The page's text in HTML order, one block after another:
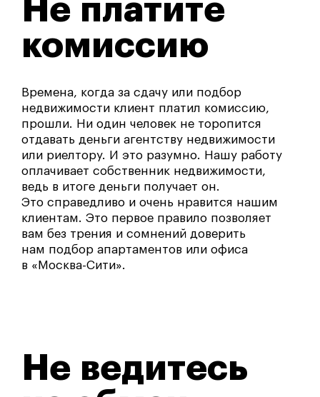
Не платите
комиссию
Времена, когда за сдачу или подбор
недвижимости клиент платил комиссию,
прошли. Ни один человек не торопится
отдавать деньги агентству недвижимости
или риелтору. И это разумно. Нашу работу
оплачивает собственник недвижимости,
ведь в итоге деньги получает он.
Это справедливо и очень нравится нашим
клиентам. Это первое правило позволяет
вам без трения и сомнений доверить
нам подбор апартаментов или офиса
в «Москва-Сити».
Не ведитесь